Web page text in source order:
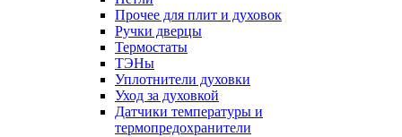
Прочее для плит и духовок
Ручки дверцы
Термостаты
ТЭНы
Уплотнители духовки
Уход за духовкой
Датчики температуры и
термопредохранители